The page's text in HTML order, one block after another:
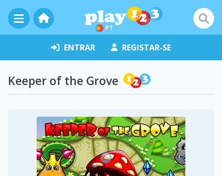
PT
ENTRAR REGISTAR-SE
Keeper of the Grove